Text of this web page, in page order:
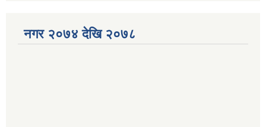
नगर २०७४ देखि २०७८